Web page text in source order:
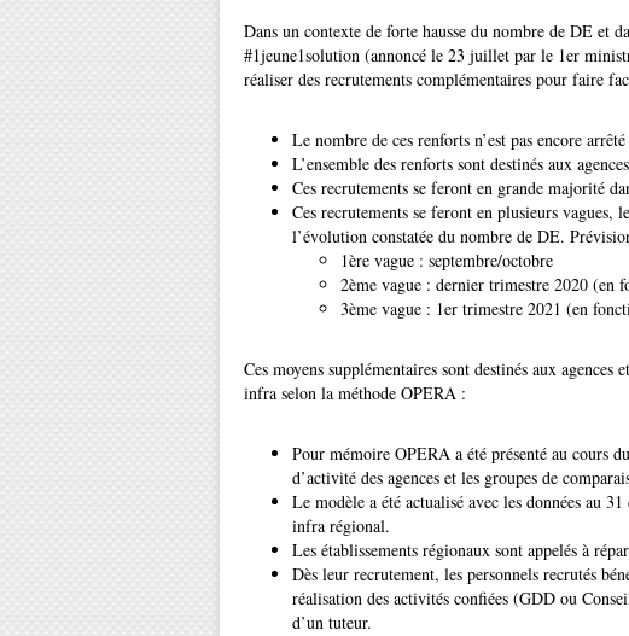
Dans un contexte de forte hausse du nombre de DE et
#1jeune1solution (annoncé le 23 juillet par le 1er
réaliser des recrutements complémentaires pour faire
Le nombre de ces renforts n’est pas encore arrêté
L’ensemble des renforts sont destinés aux
Ces recrutements se feront en grande majorité
Ces recrutements se feront en plusieurs
l’évolution constatée du nombre de DE.
1ère vague : septembre/octobre
2ème vague : dernier trimestre 2020 (en
3ème vague : 1er trimestre 2021 (en
Ces moyens supplémentaires sont destinés aux
infra selon la méthode OPERA :
Pour mémoire OPERA a été présenté au cours
d’activité des agences et les groupes de
Le modèle a été actualisé avec les données au
infra régional.
Les établissements régionaux sont appelés à
Dès leur recrutement, les personnels recrutés
réalisation des activités confiées (GDD ou
d’un tuteur.